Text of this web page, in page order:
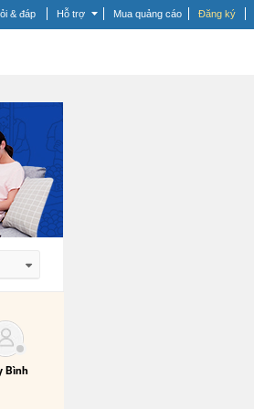
& đáp Hỗ trợ Mua quảng cáo Đăng ký
Bình